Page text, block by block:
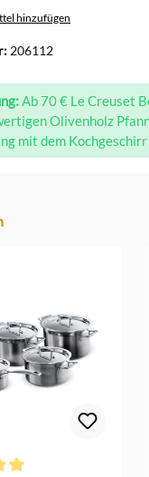
hinzufügen
206112
Ab 70 € Le Creuset
Olivenholz
mit dem